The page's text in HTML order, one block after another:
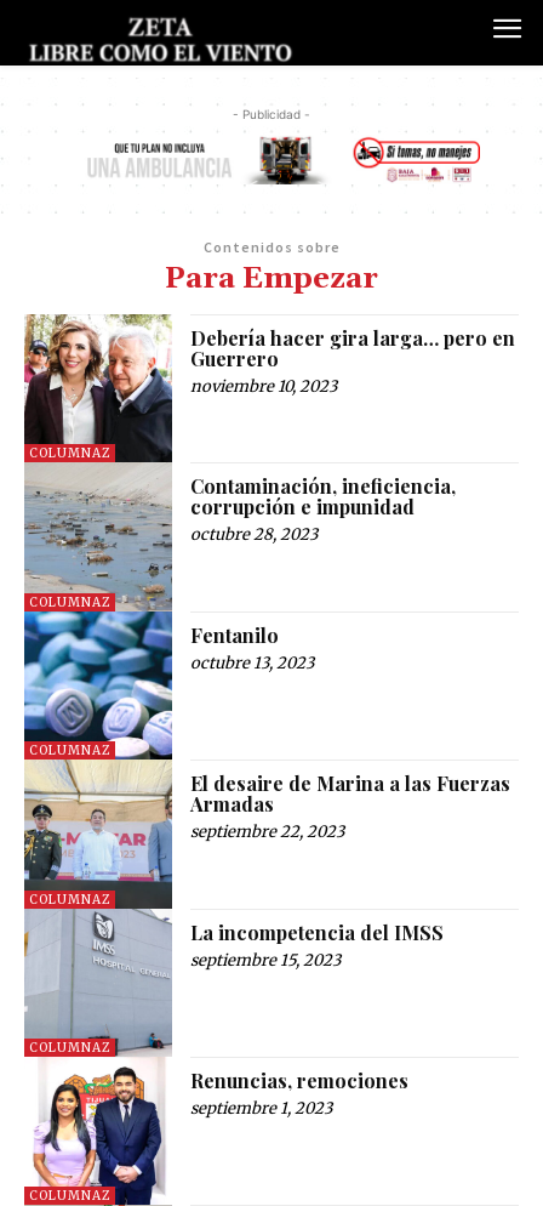
- Publicidad -
Contenidos sobre
Para Empezar
COLUMNAZ
Debería hacer gira larga… pero en
Guerrero
noviembre 10, 2023
COLUMNAZ
Contaminación, ineficiencia,
corrupción e impunidad
octubre 28, 2023
COLUMNAZ
Fentanilo
octubre 13, 2023
COLUMNAZ
El desaire de Marina a las Fuerzas
Armadas
septiembre 22, 2023
COLUMNAZ
La incompetencia del IMSS
septiembre 15, 2023
COLUMNAZ
Renuncias, remociones
septiembre 1, 2023